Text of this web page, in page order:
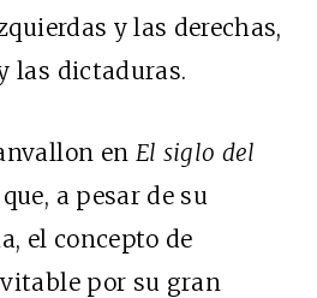
y las derechas,
las dictaduras.
en El siglo del
a pesar de su
el concepto de
por su gran